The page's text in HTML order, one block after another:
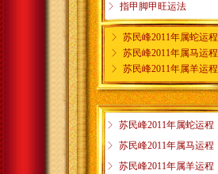
ꁕ 指甲脚甲旺运法
ꁕ 苏民峰2011年属蛇运程
ꁕ 苏民峰2011年属马运程
ꁕ 苏民峰2011年属羊运程
ꁕ 苏民峰2011年属蛇运程
ꁕ 苏民峰2011年属马运程
ꁕ 苏民峰2011年属羊运程